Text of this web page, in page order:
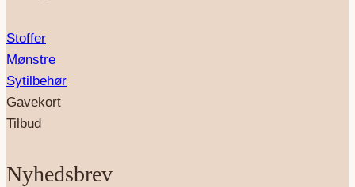
Stoffer
Mønstre
Sytilbehør
Gavekort
Tilbud
Nyhedsbrev